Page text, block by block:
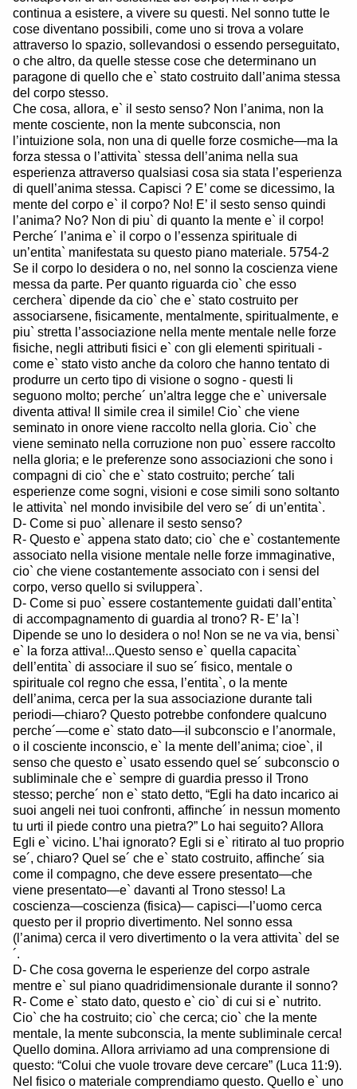
continua a esistere, a vivere su questi. Nel sonno tutte le
cose diventano possibili, come uno si trova a volare
attraverso lo spazio, sollevandosi o essendo perseguitato,
o che altro, da quelle stesse cose che determinano un
paragone di quello che e` stato costruito dall’anima stessa
del corpo stesso.
Che cosa, allora, e` il sesto senso? Non l’anima, non la
mente cosciente, non la mente subconscia, non
l’intuizione sola, non una di quelle forze cosmiche—ma la
forza stessa o l’attivita` stessa dell’anima nella sua
esperienza attraverso qualsiasi cosa sia stata l’esperienza
di quell’anima stessa. Capisci ? E’ come se dicessimo, la
mente del corpo e` il corpo? No! E’ il sesto senso quindi
l’anima? No? Non di piu` di quanto la mente e` il corpo!
Perche´ l’anima e` il corpo o l’essenza spirituale di
un’entita` manifestata su questo piano materiale. 5754-2
Se il corpo lo desidera o no, nel sonno la coscienza viene
messa da parte. Per quanto riguarda cio` che esso
cerchera` dipende da cio` che e` stato costruito per
associarsene, fisicamente, mentalmente, spiritualmente, e
piu` stretta l’associazione nella mente mentale nelle forze
fisiche, negli attributi fisici e` con gli elementi spirituali -
come e` stato visto anche da coloro che hanno tentato di
produrre un certo tipo di visione o sogno - questi li
seguono molto; perche´ un’altra legge che e` universale
diventa attiva! Il simile crea il simile! Cio` che viene
seminato in onore viene raccolto nella gloria. Cio` che
viene seminato nella corruzione non puo` essere raccolto
nella gloria; e le preferenze sono associazioni che sono i
compagni di cio` che e` stato costruito; perche´ tali
esperienze come sogni, visioni e cose simili sono soltanto
le attivita` nel mondo invisibile del vero se´ di un’entita`.
D- Come si puo` allenare il sesto senso?
R- Questo e` appena stato dato; cio` che e` costantemente
associato nella visione mentale nelle forze immaginative,
cio` che viene costantemente associato con i sensi del
corpo, verso quello si sviluppera`.
D- Come si puo` essere costantemente guidati dall’entita`
di accompagnamento di guardia al trono? R- E’ la`!
Dipende se uno lo desidera o no! Non se ne va via, bensi`
e` la forza attiva!...Questo senso e` quella capacita`
dell’entita` di associare il suo se´ fisico, mentale o
spirituale col regno che essa, l’entita`, o la mente
dell’anima, cerca per la sua associazione durante tali
periodi—chiaro? Questo potrebbe confondere qualcuno
perche´—come e` stato dato—il subconscio e l’anormale,
o il cosciente inconscio, e` la mente dell’anima; cioe`, il
senso che questo e` usato essendo quel se´ subconscio o
subliminale che e` sempre di guardia presso il Trono
stesso; perche´ non e` stato detto, “Egli ha dato incarico ai
suoi angeli nei tuoi confronti, affinche´ in nessun momento
tu urti il piede contro una pietra?” Lo hai seguito? Allora
Egli e` vicino. L’hai ignorato? Egli si e` ritirato al tuo proprio
se´, chiaro? Quel se´ che e` stato costruito, affinche´ sia
come il compagno, che deve essere presentato—che
viene presentato—e` davanti al Trono stesso! La
coscienza—coscienza (fisica)— capisci—l’uomo cerca
questo per il proprio divertimento. Nel sonno essa
(l’anima) cerca il vero divertimento o la vera attivita` del se
´.
D- Che cosa governa le esperienze del corpo astrale
mentre e` sul piano quadridimensionale durante il sonno?
R- Come e` stato dato, questo e` cio` di cui si e` nutrito.
Cio` che ha costruito; cio` che cerca; cio` che la mente
mentale, la mente subconscia, la mente subliminale cerca!
Quello domina. Allora arriviamo ad una comprensione di
questo: “Colui che vuole trovare deve cercare” (Luca 11:9).
Nel fisico o materiale comprendiamo questo. Quello e` uno